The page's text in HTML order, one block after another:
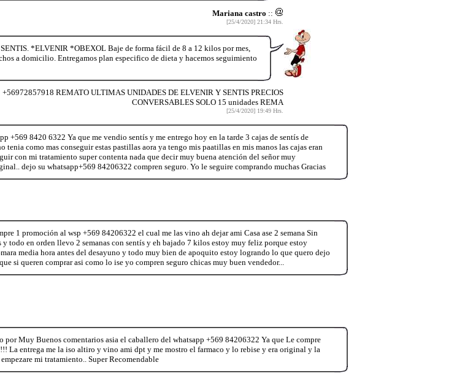
Mariana castro ::
[25/4/2020] 21:34 Hrs.
*ELVENIR *OBEXOL Baje de forma fácil de 8 a 12 kilos por mes,
a domicilio. Entregamos plan especifico de dieta y hacemos seguimiento
REMATO ULTIMAS UNIDADES DE ELVENIR Y SENTIS PRECIOS
CONVERSABLES SOLO 15 unidades REMA
[25/4/2020] 19:49 Hrs.
+569 8420 6322 Ya que me vendio sentís y me entrego hoy en la tarde 3 cajas de sentís de
tenia como mas conseguir estas pastillas aora ya tengo mis paatillas en mis manos las cajas eran
con mi tratamiento super contenta nada que decir muy buena atención del señor muy
dejo su whatsapp+569 84206322 compren seguro. Yo le seguire comprando muchas Gracias
1 promoción al wsp +569 84206322 el cual me las vino ah dejar ami Casa ase 2 semana Sin
todo en orden llevo 2 semanas con sentís y eh bajado 7 kilos estoy muy feliz porque estoy
media hora antes del desayuno y todo muy bien de apoquito estoy logrando lo que quero dejo
si queren comprar asi como lo ise yo compren seguro chicas muy buen vendedor...
por Muy Buenos comentarios asia el caballero del whatsapp +569 84206322 Ya que Le compre
La entrega me la iso altiro y vino ami dpt y me mostro el farmaco y lo rebise y era original y la
mi tratamiento.. Super Recomendable